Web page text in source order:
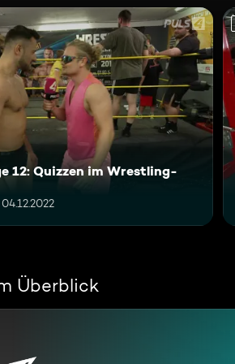
12: Quizzen im Wrestling-
Überblick